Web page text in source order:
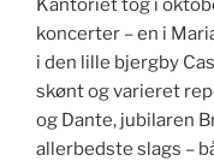
Kantoriet tog i
koncerter – en i
i den lille bjergby
skønt og varieret
og Dante, jubilaren
allerbedste slags –